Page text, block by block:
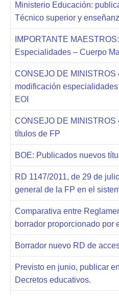
Ministerio Educación:
Técnico superior y
IMPORTANTE
Especialidades – Cuerpo
CONSEJO DE MINISTROS
modificación
EOI
CONSEJO DE MINISTROS
títulos de FP
BOE: Publicados nuevos
RD 1147/2011, de 29 de
general de la FP en el
Comparativa entre
borrador proporcionado por
Borrador nuevo RD de
Previsto en junio, publicar
Decretos educativos.